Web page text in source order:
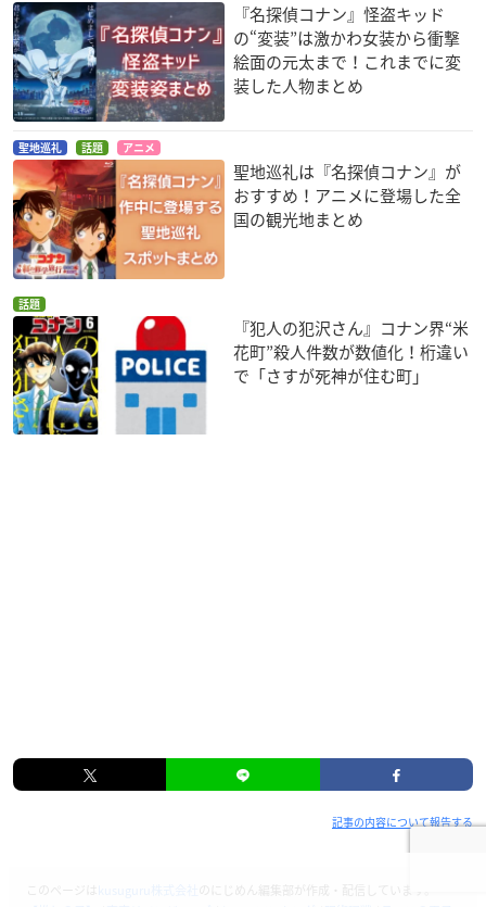
『名探偵コナン』怪盗キッド
の“変装”は激かわ女装から衝撃
絵面の元太まで！これまでに変
装した人物まとめ
聖地巡礼 話題 アニメ
聖地巡礼は『名探偵コナン』が
おすすめ！アニメに登場した全
国の観光地まとめ
話題
『犯人の犯沢さん』コナン界“米
花町”殺人件数が数値化！桁違い
で「さすが死神が住む町」
記事の内容について報告する
このページは
のにじめん編集部が作成・配信しています。